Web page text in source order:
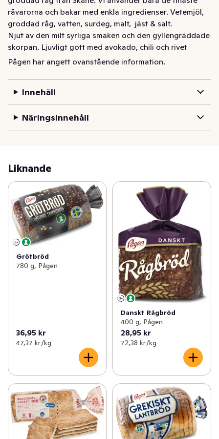
råvarorna och bakar med enkla ingredienser. Vetemjöl,
groddad råg, vatten, surdeg, malt,  jäst & salt.
Njut av den milt syrliga smaken och den gyllengräddade
skorpan. Ljuvligt gott med avokado, chili och rivet
citronskal, eller chevré, honung och rostade pinjenötter.
rågkärnor. Bakat med mjöl från vår egen kvarn och få
gyllengräddade skorpan och den milt syrliga smaken!
Pågen har angett ovanstående information.
Innehåll
Näringsinnehåll
Liknande
Grötbröd
780 g, Pågen
36,95 kr
47,37 kr /kg
Danskt Rågbröd
400 g, Pågen
28,95 kr
72,38 kr /kg